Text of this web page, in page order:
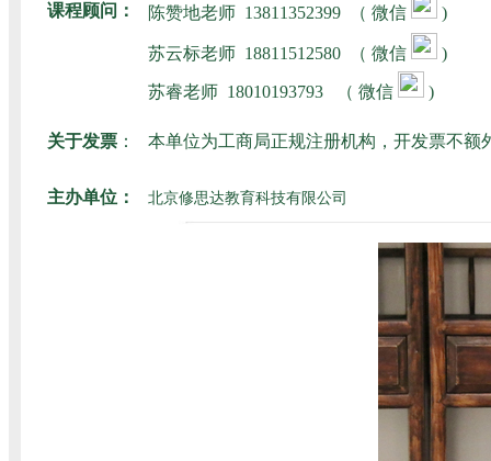
课程顾问： 陈赞地老师 13811352399 （ 微信 )
苏云标老师 18811512580 （ 微信 )
苏睿老师 18010193793 （ 微信 )
关于发票 ： 本单位为工商局正规注册机构，开发票不额
主办单位： 北京修思达教育科技有限公司